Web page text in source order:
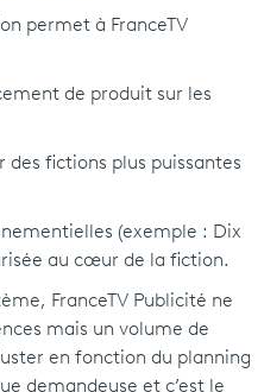
permet à FranceTV
de produit sur les
fictions plus puissantes
(exemple : Dix
au cœur de la fiction.
FranceTV Publicité ne
mais un volume de
en fonction du planning
demandeuse et c’est le